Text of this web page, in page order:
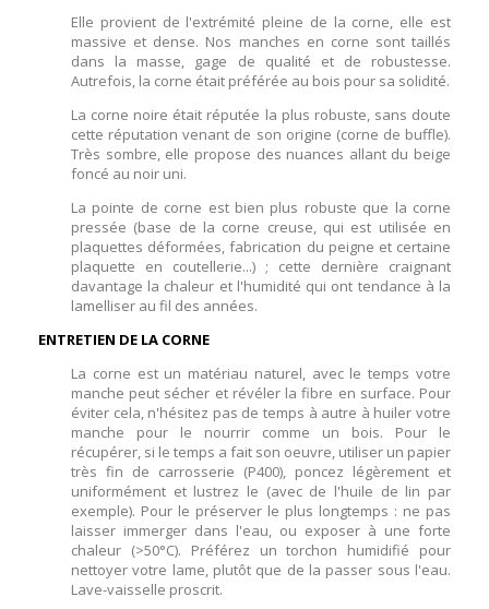
Elle provient de l'extrémité pleine de la corne, elle est
massive et dense. Nos manches en corne sont taillés
dans la masse, gage de qualité et de robustesse.
Autrefois, la corne était préférée au bois pour sa solidité.
La corne noire était réputée la plus robuste, sans doute
cette réputation venant de son origine (corne de buffle).
Très sombre, elle propose des nuances allant du beige
foncé au noir uni.
La pointe de corne est bien plus robuste que la corne
pressée (base de la corne creuse, qui est utilisée en
plaquettes déformées, fabrication du peigne et certaine
plaquette en coutellerie...) ; cette dernière craignant
davantage la chaleur et l'humidité qui ont tendance à la
lamelliser au fil des années.
ENTRETIEN DE LA CORNE
La corne est un matériau naturel, avec le temps votre
manche peut sécher et révéler la fibre en surface. Pour
éviter cela, n'hésitez pas de temps à autre à huiler votre
manche pour le nourrir comme un bois. Pour le
récupérer, si le temps a fait son oeuvre, utiliser un papier
très fin de carrosserie (P400), poncez légèrement et
uniformément et lustrez le (avec de l'huile de lin par
exemple). Pour le préserver le plus longtemps : ne pas
laisser immerger dans l'eau, ou exposer à une forte
chaleur (>50°C). Préférez un torchon humidifié pour
nettoyer votre lame, plutôt que de la passer sous l'eau.
Lave-vaisselle proscrit.